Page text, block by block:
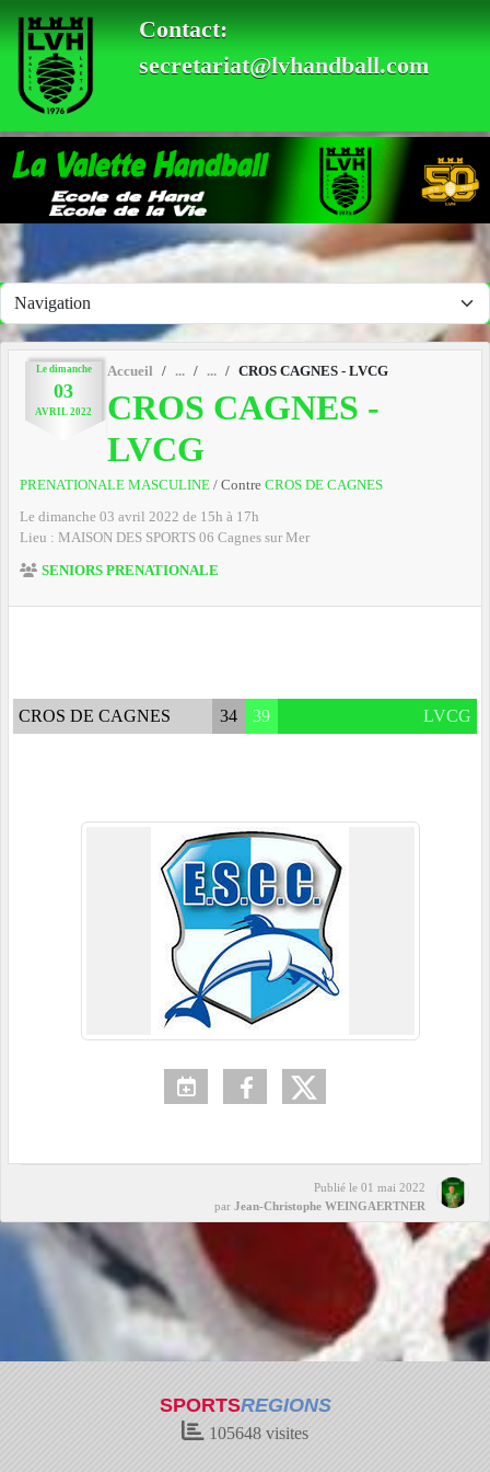
Contact:
secretariat@lvhandball.com
Le dimanche
03
AVRIL 2022
Accueil CROS CAGNES - LVCG
CROS CAGNES -
LVCG
PRENATIONALE MASCULINE / Contre CROS DE CAGNES
Le dimanche 03 avril 2022 de 15h à 17h
Lieu : MAISON DES SPORTS 06 Cagnes sur Mer
SENIORS PRENATIONALE
CROS DE CAGNES 34 39 LVCG
Publié le 01 mai 2022
par Jean-Christophe WEINGAERTNER
SPORTSREGIONS
105648 visites
Panneau de gestion des cookies